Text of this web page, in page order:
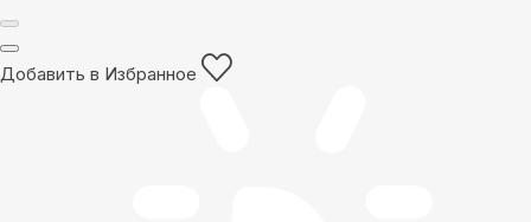
Добавить в Избранное